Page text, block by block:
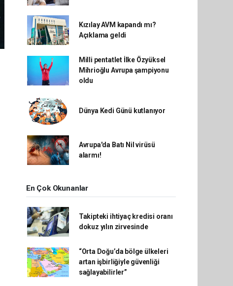
Kızılay AVM kapandı mı?
Açıklama geldi
Milli pentatlet İlke Özyüksel
Mihrioğlu Avrupa şampiyonu
oldu
Dünya Kedi Günü kutlanıyor
Avrupa'da Batı Nil virüsü
alarmı!
En Çok Okunanlar
Takipteki ihtiyaç kredisi oranı
dokuz yılın zirvesinde
“Orta Doğu’da bölge ülkeleri
artan işbirliğiyle güvenliği
sağlayabilirler”